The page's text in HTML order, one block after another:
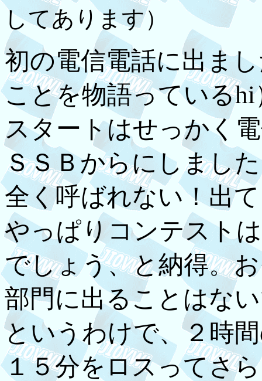
してあります）
初の電信電話に出ま
ことを物語っているhi
スタートはせっかく
ＳＳＢからにしまし
全く呼ばれない！出
やっぱりコンテスト
でしょう、と納得。
部門に出ることはな
というわけで、２時
１５分をロスってさ